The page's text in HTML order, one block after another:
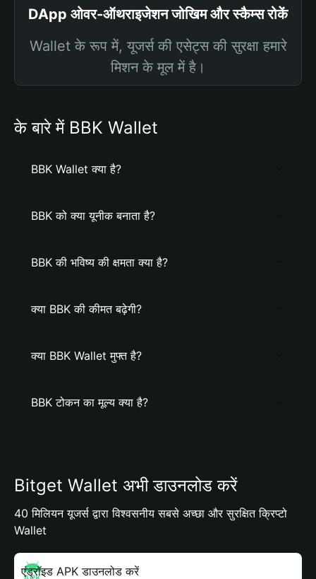
DApp ओवर-ऑथराइजेशन जोखिम और स्कैम्स रोकें
Wallet के रूप में, यूजर्स की एसेट्स की सुरक्षा हमारे
मिशन के मूल में है।
के बारे में BBK Wallet
BBK Wallet क्या है?
BBK को क्या यूनीक बनाता है?
BBK की भविष्य की क्षमता क्या है?
क्या BBK की कीमत बढ़ेगी?
क्या BBK Wallet मुफ्त है?
BBK टोकन का मूल्य क्या है?
Bitget Wallet अभी डाउनलोड करें
40 मिलियन यूजर्स द्वारा विश्वसनीय सबसे अच्छा और सुरक्षित क्रिप्टो
Wallet
एंड्रॉइड APK डाउनलोड करें